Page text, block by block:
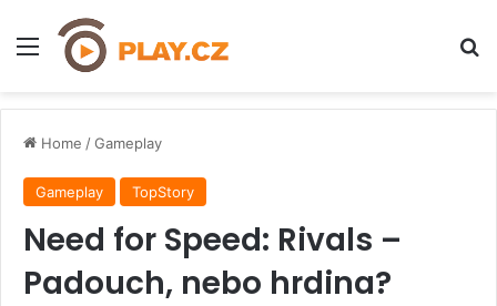
Menu
Home /Gameplay
Gameplay TopStory
Need for Speed: Rivals –
Padouch, nebo hrdina?